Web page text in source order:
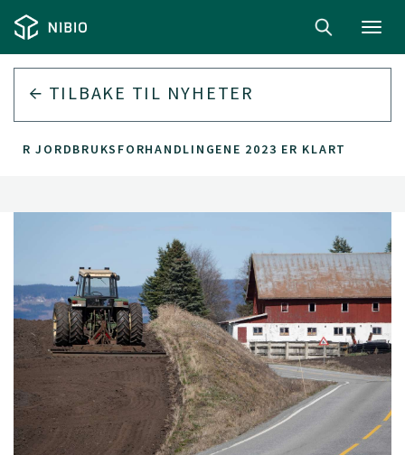
TILBAKE TIL NYHETER
JORDBRUKSFORHANDLINGENE 2023 ER KLART